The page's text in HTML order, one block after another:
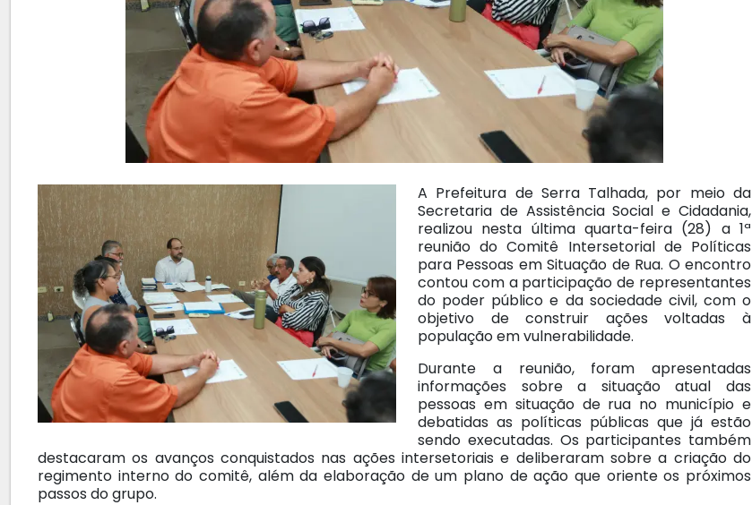
A Prefeitura de Serra Talhada, por meio da
Secretaria de Assistência Social e Cidadania,
realizou nesta última quarta-feira (28) a 1ª
reunião do Comitê Intersetorial de Políticas
para Pessoas em Situação de Rua. O encontro
contou com a participação de representantes
do poder público e da sociedade civil, com o
objetivo de construir ações voltadas à
população em vulnerabilidade.
Durante a reunião, foram apresentadas
informações sobre a situação atual das
pessoas em situação de rua no município e
debatidas as políticas públicas que já estão
sendo executadas. Os participantes também
destacaram os avanços conquistados nas ações intersetoriais e deliberaram sobre a criação do
regimento interno do comitê, além da elaboração de um plano de ação que oriente os próximos
passos do grupo.